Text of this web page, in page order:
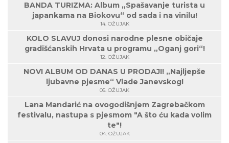
BANDA TURIZMA: Album „Spašavanje turista u
japankama na Biokovu“ od sada i na vinilu!
14. OŽUJAK
KOLO SLAVUJ donosi narodne plesne običaje
gradišćanskih Hrvata u programu „Oganj gori“!
12. OŽUJAK
NOVI ALBUM OD DANAS U PRODAJI! „Najljepše
ljubavne pjesme“ Vlade Janevskog!
05. OŽUJAK
Lana Mandarić na ovogodišnjem Zagrebačkom
festivalu, nastupa s pjesmom "A što ću kada volim
te"!
04. OŽUJAK